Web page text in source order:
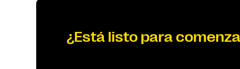
¿Está listo para